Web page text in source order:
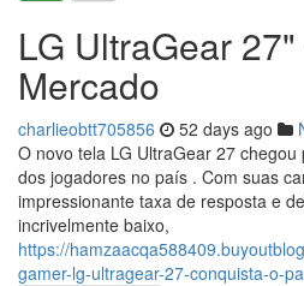
LG UltraGear
Mercado
charlieobtt705856 52 days ago
O novo tela LG UltraGear 27
dos jogadores no país . Com suas
impressionante taxa de resposta e
incrivelmente baixo,
https://
gamer-lg-ultragear-27-conquista-o-